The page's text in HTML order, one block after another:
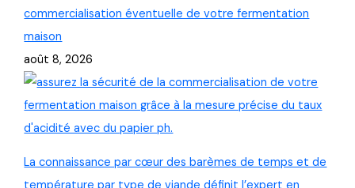
commercialisation éventuelle de votre fermentation
maison
août 8, 2026
La connaissance par cœur des barèmes de temps et de